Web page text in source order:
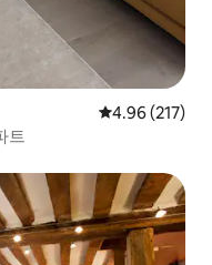
평점 4.96점(5
4.96 (217)
트